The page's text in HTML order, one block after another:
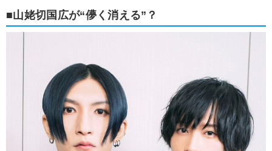
■山姥切国広が“儚く消える”？